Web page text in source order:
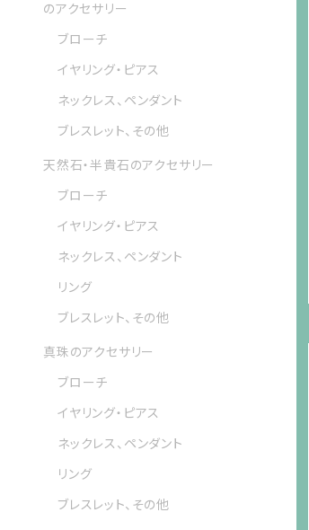
のアクセサリー
ブローチ
イヤリング・ピアス
ネックレス、ペンダント
ブレスレット、その他
天然石・半貴石のアクセサリー
ブローチ
イヤリング・ピアス
ネックレス、ペンダント
リング
ブレスレット、その他
真珠のアクセサリー
ブローチ
イヤリング・ピアス
ネックレス、ペンダント
リング
ブレスレット、その他